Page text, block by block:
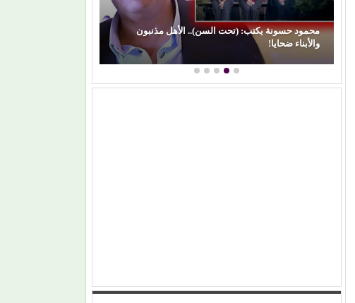
(الفن) والسياسة: عندما تتحول الريشة إلى سلاح